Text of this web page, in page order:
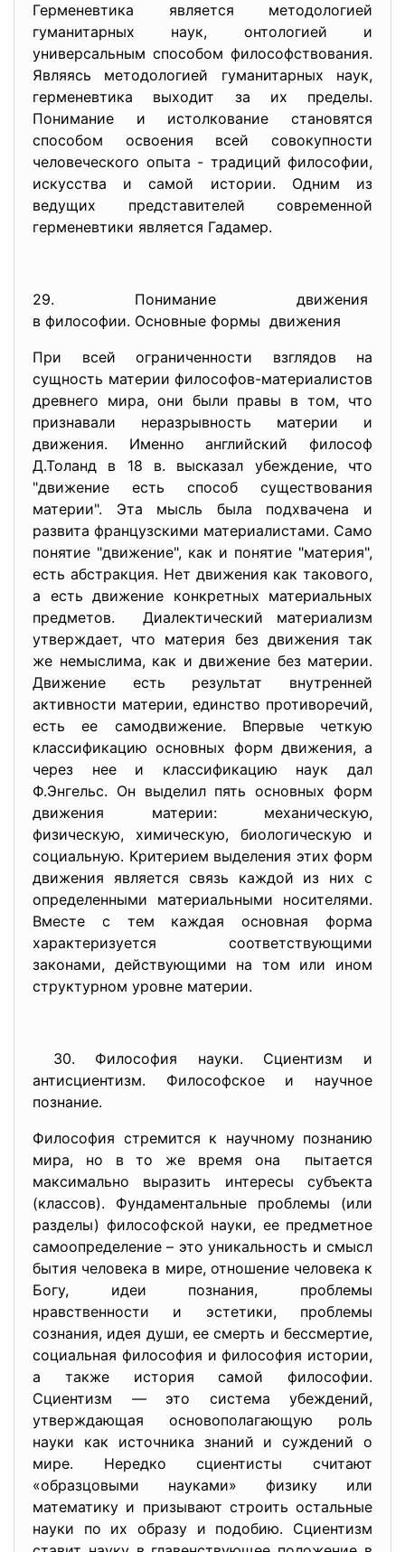
Герменевтика является методологией
гуманитарных наук, онтологией и
универсальным способом философствования.
Являясь методологией гуманитарных наук,
герменевтика выходит за их пределы.
Понимание и истолкование становятся
способом освоения всей совокупности
человеческого опыта - традиций философии,
искусства и самой истории. Одним из
ведущих представителей современной
герменевтики является Гадамер.
29. Понимание движения
в философии. Основные формы движения
При всей ограниченности взглядов на
сущность материи философов-материалистов
древнего мира, они были правы в том, что
признавали неразрывность материи и
движения. Именно английский философ
Д.Толанд в 18 в. высказал убеждение, что
"движение есть способ существования
материи". Эта мысль была подхвачена и
развита французскими материалистами. Само
понятие "движение", как и понятие "материя",
есть абстракция. Нет движения как такового,
а есть движение конкретных материальных
предметов. Диалектический материализм
утверждает, что материя без движения так
же немыслима, как и движение без материи.
Движение есть результат внутренней
активности материи, единство противоречий,
есть ее самодвижение. Впервые четкую
классификацию основных форм движения, а
через нее и классификацию наук дал
Ф.Энгельс. Он выделил пять основных форм
движения материи: механическую,
физическую, химическую, биологическую и
социальную. Критерием выделения этих форм
движения является связь каждой из них с
определенными материальными носителями.
Вместе с тем каждая основная форма
характеризуется соответствующими
законами, действующими на том или ином
структурном уровне материи.
30. Философия науки. Сциентизм и
антисциентизм. Философское и научное
познание.
Философия стремится к научному познанию
мира, но в то же время она пытается
максимально выразить интересы субъекта
(классов). Фундаментальные проблемы (или
разделы) философской науки, ее предметное
самоопределение – это уникальность и смысл
бытия человека в мире, отношение человека к
Богу, идеи познания, проблемы
нравственности и эстетики, проблемы
сознания, идея души, ее смерть и бессмертие,
социальная философия и философия истории,
а также история самой философии.
Сциентизм — это система убеждений,
утверждающая основополагающую роль
науки как источника знаний и суждений о
мире. Нередко сциентисты считают
«образцовыми науками» физику или
математику и призывают строить остальные
науки по их образу и подобию. Сциентизм